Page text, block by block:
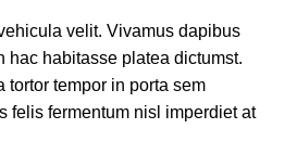
velit. Vivamus dapibus
hac habitasse platea dictumst.
tortor tempor in porta sem
felis fermentum nisl imperdiet at